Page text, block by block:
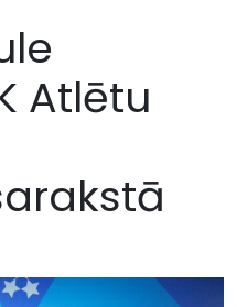
Atlētu